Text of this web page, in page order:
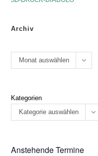
Archiv
Monat auswählen
Kategorien
Kategorie auswählen
Anstehende Termine